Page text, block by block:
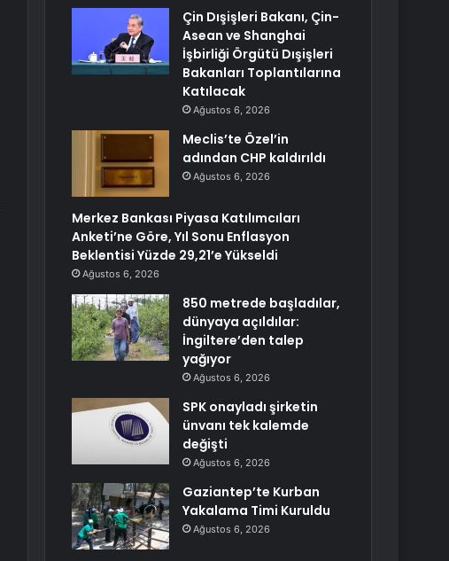
Çin Dışişleri Bakanı, Çin-
Asean ve Shanghai
İşbirliği Örgütü Dışişleri
Bakanları Toplantılarına
Katılacak
Ağustos 6, 2026
Meclis’te Özel’in
adından CHP kaldırıldı
Ağustos 6, 2026
Merkez Bankası Piyasa Katılımcıları
Anketi’ne Göre, Yıl Sonu Enflasyon
Beklentisi Yüzde 29,21’e Yükseldi
Ağustos 6, 2026
850 metrede başladılar,
dünyaya açıldılar:
İngiltere’den talep
yağıyor
Ağustos 6, 2026
SPK onayladı şirketin
ünvanı tek kalemde
değişti
Ağustos 6, 2026
Gaziantep’te Kurban
Yakalama Timi Kuruldu
Ağustos 6, 2026